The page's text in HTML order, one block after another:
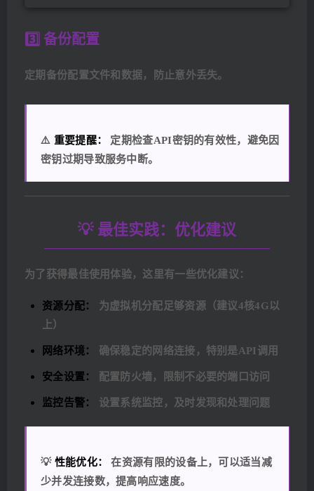
3️⃣ 备份配置
定期备份配置文件和数据，防止意外丢失。
⚠️ 重要提醒：
定期检查API密钥的有效性，避免因
密钥过期导致服务中断。
💡 最佳实践：优化建议
为了获得最佳使用体验，这里有一些优化建议：
资源分配：
为虚拟机分配足够资源（建议4核4G以
上）
网络环境： 确保稳定的网络连接，特别是API调用
安全设置： 配置防火墙，限制不必要的端口访问
监控告警： 设置系统监控，及时发现和处理问题
💡 性能优化：
在资源有限的设备上，可以适当减
少并发连接数，提高响应速度。